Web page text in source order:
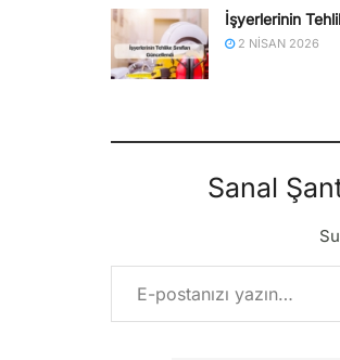
İşyerlerinin
2 NISAN 2026
Sanal
E-postanızı yazın…